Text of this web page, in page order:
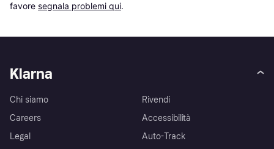
favore segnala problemi qui.
Klarna
Chi siamo
Careers
Legal
Rivendi
Accessibilità
Auto-Track